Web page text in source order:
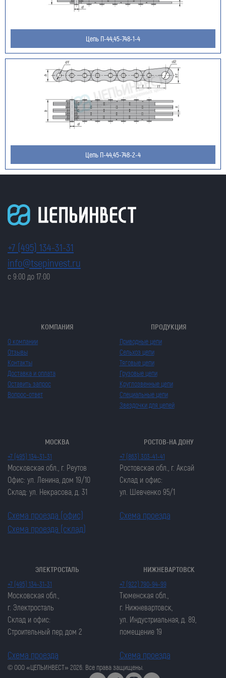
Цепь П-44,45-748-1-4
Цепь П-44,45-748-2-4
+7 (495) 134-31-31
info@tsepinvest.ru
с 9:00 до 17:00
КОМПАНИЯ
О компании
Отзывы
Контакты
Доставка и оплата
Оставить запрос
Вопрос-ответ
ПРОДУКЦИЯ
Приводные цепи
Сельхоз цепи
Тяговые цепи
Грузовые цепи
Круглозвенные цепи
Специальные цепи
Звездочки для цепей
МОСКВА
+7 (495) 134-31-31
Московская обл., г. Реутов
Офис: ул. Ленина, дом 19/10
Склад: ул. Некрасова, д. 31
Схема проезда (офис)
Схема проезда (склад)
РОСТОВ-НА ДОНУ
+7 (863) 303-41-41
Ростовская обл., г. Аксай
Склад и офис:
ул. Шевченко 95/1
Схема проезда
ЭЛЕКТРОСТАЛЬ
+7 (495) 134-31-31
Московская обл.,
г. Электросталь
Склад и офис:
Строительный пер, дом 2
Схема проезда
НИЖНЕВАРТОВСК
+7 (922) 790-94-99
Тюменская обл.,
г. Нижневартовск,
ул. Индустриальная, д. 89,
помещение 19
Схема проезда
© ООО «ЦЕПЬИНВЕСТ» 2026. Все права защищены.
Закрыть попап
ЗАКАЗАТЬ ЦЕПЬ
Закрыть попап
ОСТАВИТЬ ЗАЯВКУ
Закрыть попап
ОСТАВИТЬ ЗАЯВКУ
Закрыть попап
ЗАКАЗАТЬ ЦЕПЬ